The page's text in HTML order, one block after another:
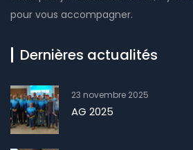
pour vous accompagner.
Dernières actualités
23 novembre 2025
AG 2025